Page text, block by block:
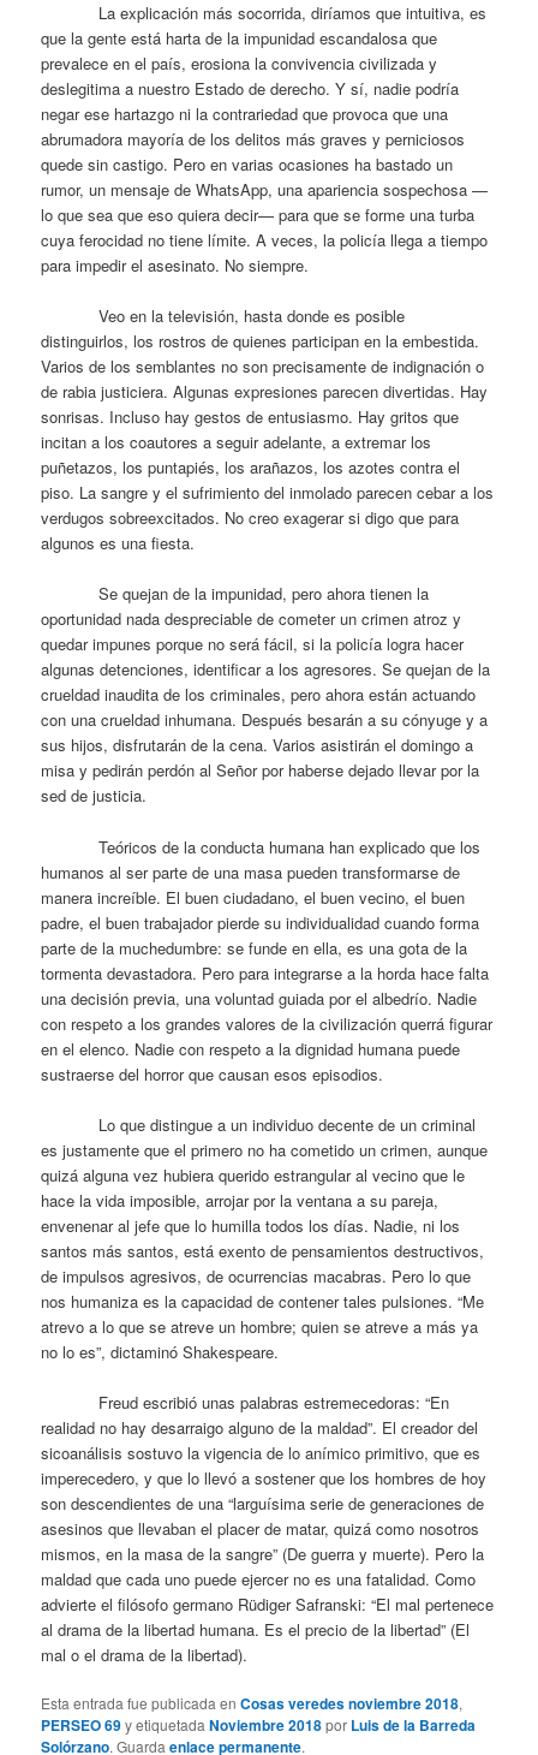
La explicación más socorrida, diríamos que intuitiva, es
que la gente está harta de la impunidad escandalosa que
prevalece en el país, erosiona la convivencia civilizada y
deslegitima a nuestro Estado de derecho. Y sí, nadie podría
negar ese hartazgo ni la contrariedad que provoca que una
abrumadora mayoría de los delitos más graves y perniciosos
quede sin castigo. Pero en varias ocasiones ha bastado un
rumor, un mensaje de WhatsApp, una apariencia sospechosa —
lo que sea que eso quiera decir— para que se forme una turba
cuya ferocidad no tiene límite. A veces, la policía llega a tiempo
para impedir el asesinato. No siempre.
Veo en la televisión, hasta donde es posible
distinguirlos, los rostros de quienes participan en la embestida.
Varios de los semblantes no son precisamente de indignación o
de rabia justiciera. Algunas expresiones parecen divertidas. Hay
sonrisas. Incluso hay gestos de entusiasmo. Hay gritos que
incitan a los coautores a seguir adelante, a extremar los
puñetazos, los puntapiés, los arañazos, los azotes contra el
piso. La sangre y el sufrimiento del inmolado parecen cebar a los
verdugos sobreexcitados. No creo exagerar si digo que para
algunos es una fiesta.
Se quejan de la impunidad, pero ahora tienen la
oportunidad nada despreciable de cometer un crimen atroz y
quedar impunes porque no será fácil, si la policía logra hacer
algunas detenciones, identificar a los agresores. Se quejan de la
crueldad inaudita de los criminales, pero ahora están actuando
con una crueldad inhumana. Después besarán a su cónyuge y a
sus hijos, disfrutarán de la cena. Varios asistirán el domingo a
misa y pedirán perdón al Señor por haberse dejado llevar por la
sed de justicia.
Teóricos de la conducta humana han explicado que los
humanos al ser parte de una masa pueden transformarse de
manera increíble. El buen ciudadano, el buen vecino, el buen
padre, el buen trabajador pierde su individualidad cuando forma
parte de la muchedumbre: se funde en ella, es una gota de la
tormenta devastadora. Pero para integrarse a la horda hace falta
una decisión previa, una voluntad guiada por el albedrío. Nadie
con respeto a los grandes valores de la civilización querrá figurar
en el elenco. Nadie con respeto a la dignidad humana puede
sustraerse del horror que causan esos episodios.
Lo que distingue a un individuo decente de un criminal
es justamente que el primero no ha cometido un crimen, aunque
quizá alguna vez hubiera querido estrangular al vecino que le
hace la vida imposible, arrojar por la ventana a su pareja,
envenenar al jefe que lo humilla todos los días. Nadie, ni los
santos más santos, está exento de pensamientos destructivos,
de impulsos agresivos, de ocurrencias macabras. Pero lo que
nos humaniza es la capacidad de contener tales pulsiones. “Me
atrevo a lo que se atreve un hombre; quien se atreve a más ya
no lo es”, dictaminó Shakespeare.
Freud escribió unas palabras estremecedoras: “En
realidad no hay desarraigo alguno de la maldad”. El creador del
sicoanálisis sostuvo la vigencia de lo anímico primitivo, que es
imperecedero, y que lo llevó a sostener que los hombres de hoy
son descendientes de una “larguísima serie de generaciones de
asesinos que llevaban el placer de matar, quizá como nosotros
mismos, en la masa de la sangre” (De guerra y muerte). Pero la
maldad que cada uno puede ejercer no es una fatalidad. Como
advierte el filósofo germano Rüdiger Safranski: “El mal pertenece
al drama de la libertad humana. Es el precio de la libertad” (El
mal o el drama de la libertad).
Esta entrada fue publicada enCosas veredes noviembre 2018,
PERSEO 69y etiquetadaNoviembre 2018por Luis de la Barreda
Solórzano. Guardaenlace permanente.